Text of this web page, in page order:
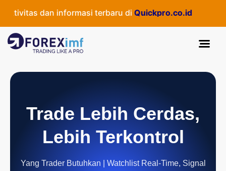
dan informasi terbaru di Quickpro.co.id
Trade Lebih Cerdas,
Lebih Terkontrol
Yang Trader Butuhkan | Watchlist Real-Time, Signal